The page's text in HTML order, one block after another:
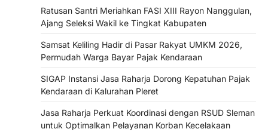
Ratusan Santri Meriahkan FASI XIII Rayon Nanggulan,
Ajang Seleksi Wakil ke Tingkat Kabupaten
Samsat Keliling Hadir di Pasar Rakyat UMKM 2026,
Permudah Warga Bayar Pajak Kendaraan
SIGAP Instansi Jasa Raharja Dorong Kepatuhan Pajak
Kendaraan di Kalurahan Pleret
Jasa Raharja Perkuat Koordinasi dengan RSUD Sleman
untuk Optimalkan Pelayanan Korban Kecelakaan